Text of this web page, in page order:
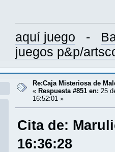
aquí juego -
juegos p&p/
Re:Caja Misteriosa de
« Respuesta #851 en: 25
16:52:01 »
Cita de:
16:36:28